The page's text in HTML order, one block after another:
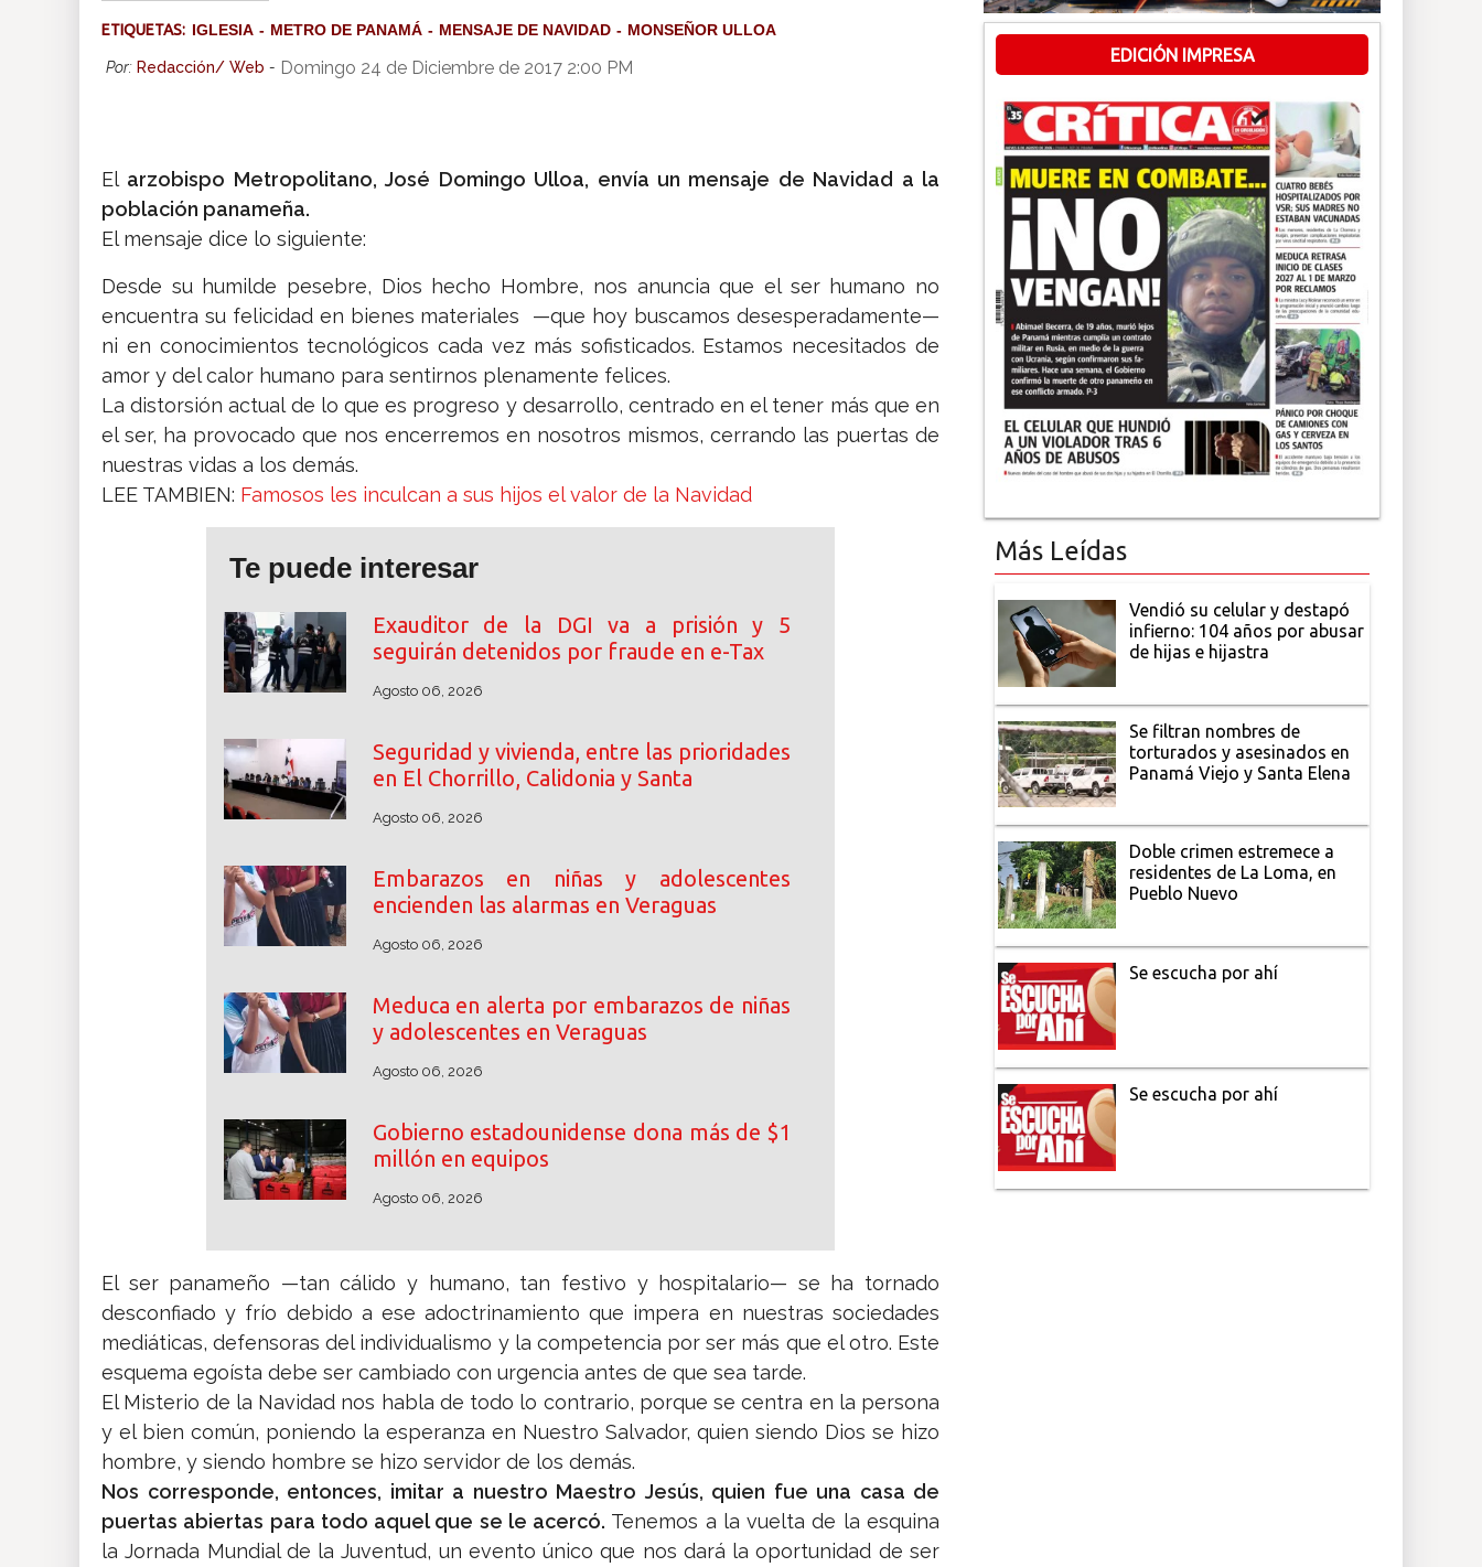
ETIQUETAS: IGLESIA METRO DE PANAMÁ MENSAJE DE NAVIDAD MONSEÑOR ULLOA
Por: Redacción/ Web - Domingo 24 de Diciembre de 2017 2:00 PM
El arzobispo Metropolitano, José Domingo Ulloa, envía un mensaje de Navidad a la
población panameña.
El mensaje dice lo siguiente:
Desde su humilde pesebre, Dios hecho Hombre, nos anuncia que el ser humano no
encuentra su felicidad en bienes materiales —que hoy buscamos desesperadamente—
ni en conocimientos tecnológicos cada vez más sofisticados. Estamos necesitados de
amor y del calor humano para sentirnos plenamente felices.
La distorsión actual de lo que es progreso y desarrollo, centrado en el tener más que en
el ser, ha provocado que nos encerremos en nosotros mismos, cerrando las puertas de
nuestras vidas a los demás.
LEE TAMBIEN: Famosos les inculcan a sus hijos el valor de la Navidad
Te puede interesar
Exauditor de la DGI va a prisión y 5
seguirán detenidos por fraude en e-Tax
Agosto 06, 2026
Seguridad y vivienda, entre las prioridades
en El Chorrillo, Calidonia y Santa
Agosto 06, 2026
Embarazos en niñas y adolescentes
encienden las alarmas en Veraguas
Agosto 06, 2026
Meduca en alerta por embarazos de niñas
y adolescentes en Veraguas
Agosto 06, 2026
Gobierno estadounidense dona más de $1
millón en equipos
Agosto 06, 2026
El ser panameño —tan cálido y humano, tan festivo y hospitalario— se ha tornado
desconfiado y frío debido a ese adoctrinamiento que impera en nuestras sociedades
mediáticas, defensoras del individualismo y la competencia por ser más que el otro. Este
esquema egoísta debe ser cambiado con urgencia antes de que sea tarde.
El Misterio de la Navidad nos habla de todo lo contrario, porque se centra en la persona
y el bien común, poniendo la esperanza en Nuestro Salvador, quien siendo Dios se hizo
hombre, y siendo hombre se hizo servidor de los demás.
Nos corresponde, entonces, imitar a nuestro Maestro Jesús, quien fue una casa de
puertas abiertas para todo aquel que se le acercó. Tenemos a la vuelta de la esquina
la Jornada Mundial de la Juventud, un evento único que nos dará la oportunidad de ser
EDICIÓN IMPRESA
Más Leídas
Vendió su celular y destapó
infierno: 104 años por abusar
de hijas e hijastra
Se filtran nombres de
torturados y asesinados en
Panamá Viejo y Santa Elena
Doble crimen estremece a
residentes de La Loma, en
Pueblo Nuevo
Se escucha por ahí
Se escucha por ahí